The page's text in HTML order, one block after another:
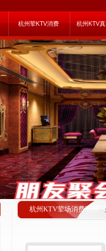
杭州荤KTV消费 杭州KTV
杭州KTV荤场消费明细